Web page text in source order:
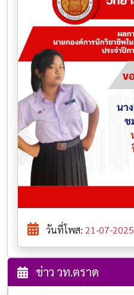
วันที่โพส: 21-07-2025
ข่าว วท.ตราด